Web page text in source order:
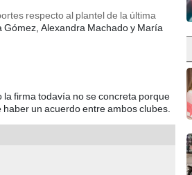
respecto al plantel de la última
Gómez, Alexandra Machado y María
firma todavía no se concreta porque
un acuerdo entre ambos clubes.